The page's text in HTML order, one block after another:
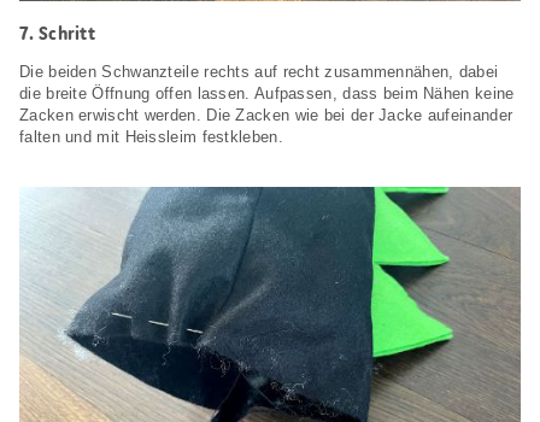
7. Schritt
Die beiden Schwanzteile rechts auf recht zusammennähen, dabei
die breite Öffnung offen lassen. Aufpassen, dass beim Nähen keine
Zacken erwischt werden. Die Zacken wie bei der Jacke aufeinander
falten und mit Heissleim festkleben.